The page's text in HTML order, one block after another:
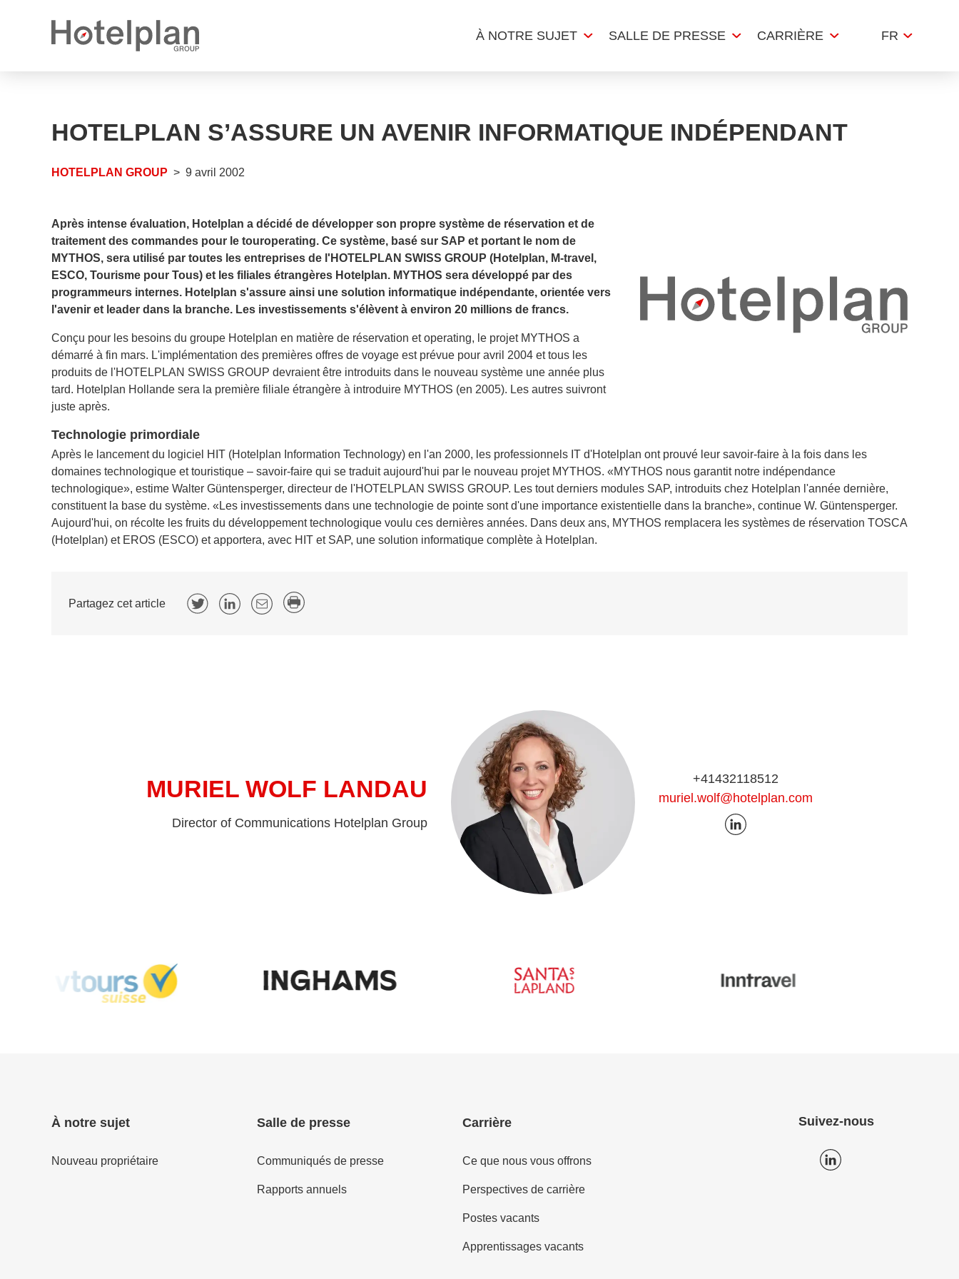
À NOTRE SUJET SALLE DE PRESSE
Rapports annuels
CARRIÈRE
Perspectives de carrière
Postes vacants
FR
HOTELPLAN S’ASSURE UN AVENIR INFORMATIQUE INDÉPENDANT
HOTELPLAN GROUP 9 avril 2002
Après intense évaluation, Hotelplan a décidé de développer son propre système de réservation et de
traitement des commandes pour le touroperating. Ce système, basé sur SAP et portant le nom de
MYTHOS, sera utilisé par toutes les entreprises de l'HOTELPLAN SWISS GROUP (Hotelplan, M-travel,
ESCO, Tourisme pour Tous) et les filiales étrangères Hotelplan. MYTHOS sera développé par des
programmeurs internes. Hotelplan s'assure ainsi une solution informatique indépendante, orientée vers
l'avenir et leader dans la branche. Les investissements s'élèvent à environ 20 millions de francs.
Conçu pour les besoins du groupe Hotelplan en matière de réservation et operating, le projet MYTHOS a
démarré à fin mars. L'implémentation des premières offres de voyage est prévue pour avril 2004 et tous les
produits de l'HOTELPLAN SWISS GROUP devraient être introduits dans le nouveau système une année plus
tard. Hotelplan Hollande sera la première filiale étrangère à introduire MYTHOS (en 2005). Les autres suivront
juste après.
Technologie primordiale
Après le lancement du logiciel HIT (Hotelplan Information Technology) en l'an 2000, les professionnels IT d'Hotelplan ont prouvé leur savoir-faire à la fois dans les
domaines technologique et touristique – savoir-faire qui se traduit aujourd'hui par le nouveau projet MYTHOS. «MYTHOS nous garantit notre indépendance
technologique», estime Walter Güntensperger, directeur de l'HOTELPLAN SWISS GROUP. Les tout derniers modules SAP, introduits chez Hotelplan l'année dernière,
constituent la base du système. «Les investissements dans une technologie de pointe sont d'une importance existentielle dans la branche», continue W. Güntensperger.
Aujourd'hui, on récolte les fruits du développement technologique voulu ces dernières années. Dans deux ans, MYTHOS remplacera les systèmes de réservation TOSCA
(Hotelplan) et EROS (ESCO) et apportera, avec HIT et SAP, une solution informatique complète à Hotelplan.
Partagez cet article
MURIEL WOLF LANDAU
Director of Communications Hotelplan Group
+41432118512
muriel.wolf@hotelplan.com
À notre sujet
Nouveau propriétaire
Salle de presse
Communiqués de presse
Rapports annuels
Carrière
Ce que nous vous offrons
Perspectives de carrière
Postes vacants
Apprentissages vacants
Suivez-nous